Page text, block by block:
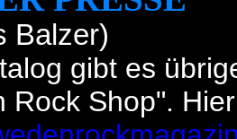
Balzer)
gibt es
Rock Shop".